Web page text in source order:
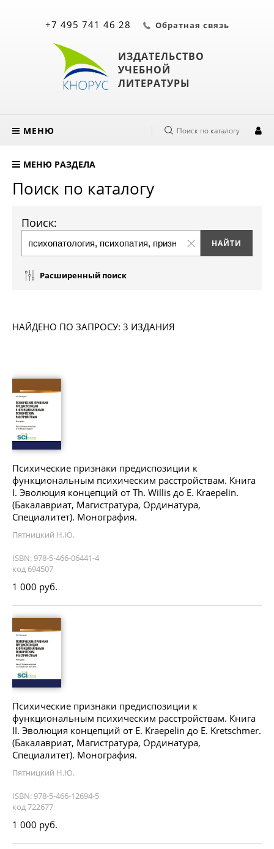
ИЗДАТЕЛЬСТВО
УЧЕБНОЙ
ЛИТЕРАТУРЫ
+7 495 741 46 28 Обратная связь
МЕНЮ Поиск по каталогу
МЕНЮ РАЗДЕЛА
Поиск по каталогу
Поиск:
Расширенный поиск
НАЙДЕНО ПО ЗАПРОСУ: 3 ИЗДАНИЯ
Психические признаки предиспозиции к
функциональным психическим расстройствам. Книга
I. Эволюция концепций от Th. Willis до E. Kraepelin.
(Бакалавриат, Магистратура, Ординатура,
Специалитет). Монография.
Пятницкий Н.Ю.
ISBN: 978-5-466-06441-4
код 694507
1 000 руб.
Психические признаки предиспозиции к
функциональным психическим расстройствам. Книга
II. Эволюция концепций от E. Kraepelin до E. Kretschmer.
(Бакалавриат, Магистратура, Ординатура,
Специалитет). Монография.
Пятницкий Н.Ю.
ISBN: 978-5-466-12694-5
код 722677
1 000 руб.